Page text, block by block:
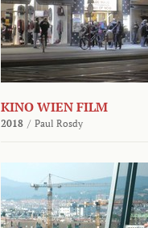
KINO WIEN FILM
2018 / Paul Rosdy